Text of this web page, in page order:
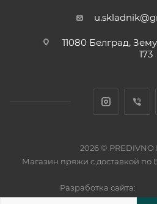
11080 Белград,
173
2026 © PREDIVNO
Магазин пряжи с доставкой по
Разработка сайта: